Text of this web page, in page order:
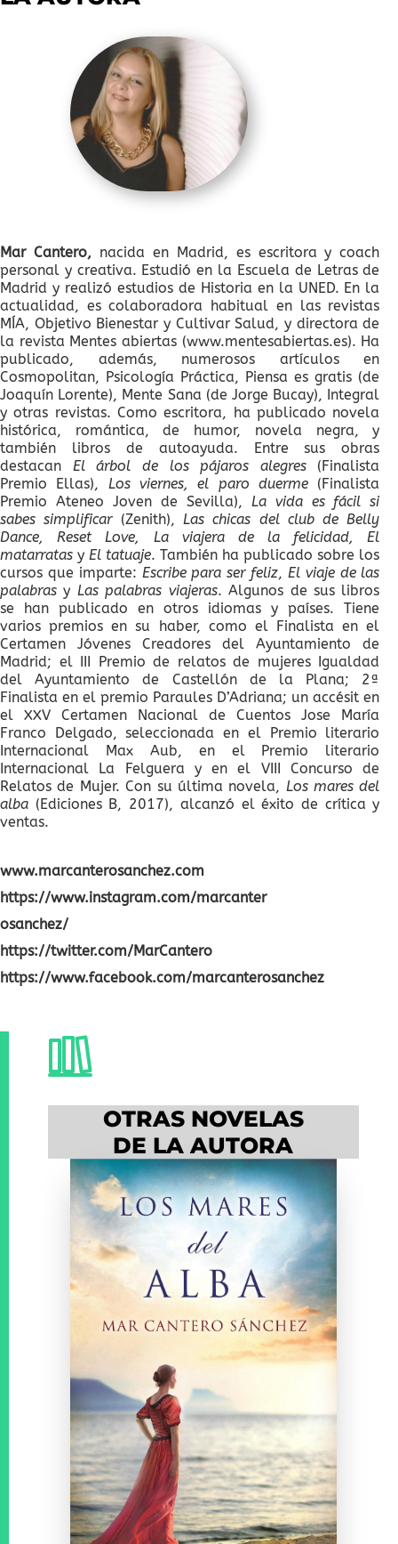
Mar Cantero, nacida en Madrid, es escritora y coach
personal y creativa. Estudió en la Escuela de Letras de
Madrid y realizó estudios de Historia en la UNED. En la
actualidad, es colaboradora habitual en las revistas
MÍA, Objetivo Bienestar y Cultivar Salud, y directora de
la revista Mentes abiertas (www.mentesabiertas.es). Ha
publicado, además, numerosos artículos en
Cosmopolitan, Psicología Práctica, Piensa es gratis (de
Joaquín Lorente), Mente Sana (de Jorge Bucay), Integral
y otras revistas. Como escritora, ha publicado novela
histórica, romántica, de humor, novela negra, y
también libros de autoayuda. Entre sus obras
destacan El árbol de los pájaros alegres(Finalista
Premio Ellas), Los viernes, el paro duerme (Finalista
Premio Ateneo Joven de Sevilla), La vida es fácil si
sabes simplificar(Zenith), Las chicas del club de Belly
Dance, Reset Love, La viajera de la felicidad, El
matarratasy El tatuaje. También ha publicado sobre los
cursos que imparte: Escribe para ser feliz, El viaje de las
palabras y Las palabras viajeras. Algunos de sus libros
se han publicado en otros idiomas y países. Tiene
varios premios en su haber, como el Finalista en el
Certamen Jóvenes Creadores del Ayuntamiento de
Madrid; el III Premio de relatos de mujeres Igualdad
del Ayuntamiento de Castellón de la Plana; 2ª
Finalista en el premio Paraules D’Adriana; un accésit en
el XXV Certamen Nacional de Cuentos Jose María
Franco Delgado, seleccionada en el Premio literario
Internacional Max Aub, en el Premio literario
Internacional La Felguera y en el VIII Concurso de
Relatos de Mujer. Con su última novela, Los mares del
alba (Ediciones B, 2017), alcanzó el éxito de crítica y
ventas.
www.marcanterosanchez.com
https://www.instagram.com/marcanter
osanchez/
https://twitter.com/MarCantero
https://www.facebook.com/marcanterosanchez
OTRAS NOVELAS
DE LA AUTORA